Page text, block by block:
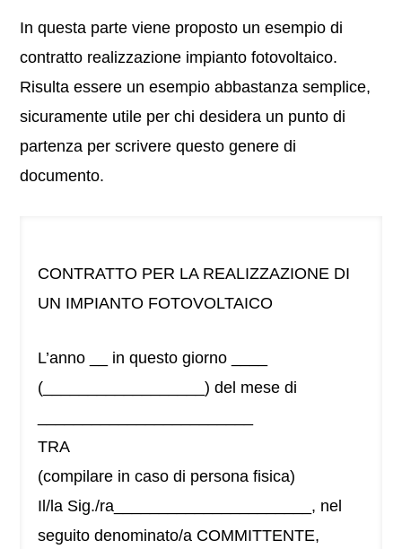
In questa parte viene proposto un esempio di
contratto realizzazione impianto fotovoltaico.
Risulta essere un esempio abbastanza semplice,
sicuramente utile per chi desidera un punto di
partenza per scrivere questo genere di
documento.
CONTRATTO PER LA REALIZZAZIONE DI
UN IMPIANTO FOTOVOLTAICO
L’anno __ in questo giorno ____
(__________________) del mese di
TRA
(compilare in caso di persona fisica)
Il/la Sig./ra______________________, nel
seguito denominato/a COMMITTENTE,